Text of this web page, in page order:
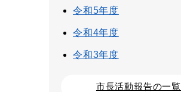
令和5年度
令和4年度
令和3年度
市長活動報告の一覧